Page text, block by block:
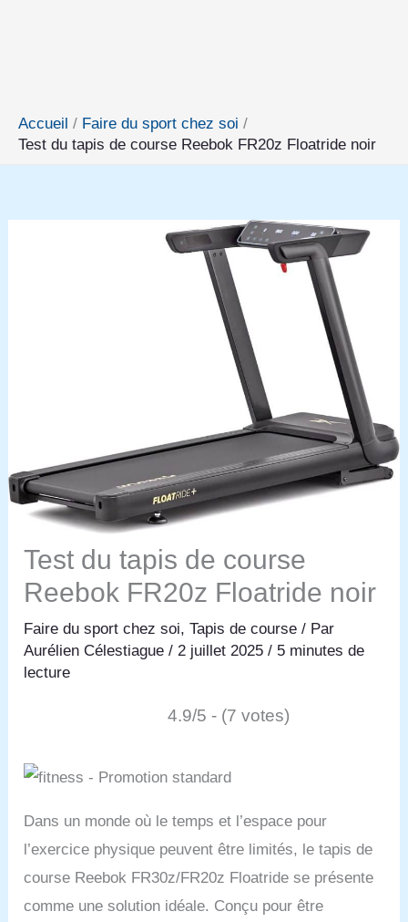
Accueil
Faire du sport chez soi
Test du tapis de course Reebok FR20z Floatride noir
Test du tapis de course
Reebok FR20z Floatride noir
Faire du sport chez soi,Tapis de course / Par
Aurélien Célestiague/ 2 juillet 2025/ 5 minutes de
lecture
4.9/5 - (7 votes)
Dans un monde où le temps et l’espace pour
l’exercice physique peuvent être limités, le tapis de
course Reebok FR30z/FR20z Floatride se présente
comme une solution idéale. Conçu pour être